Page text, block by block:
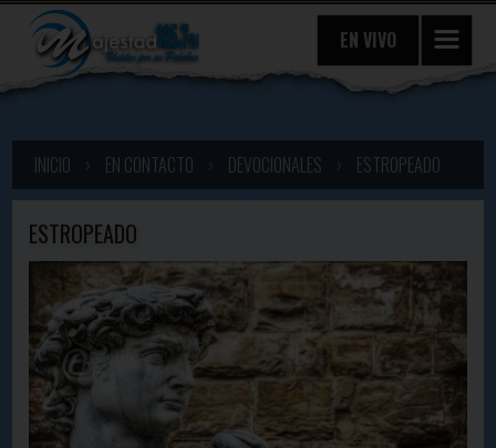
EN VIVO
INICIO EN CONTACTO DEVOCIONALES ESTROPEADO
ESTROPEADO